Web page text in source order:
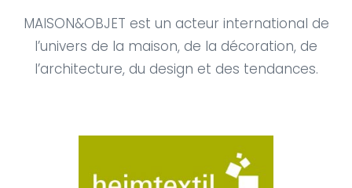
MAISON&OBJET est un acteur international de
l’univers de la maison, de la décoration, de
l’architecture, du design et des tendances.